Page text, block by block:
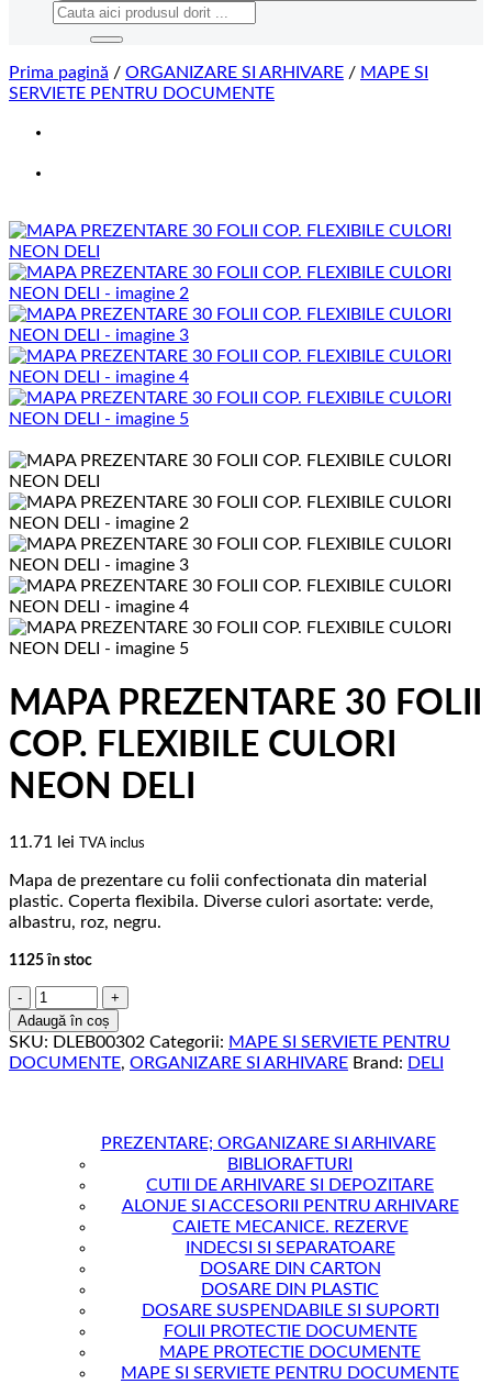
Caută
Prima pagină / ORGANIZARE SI ARHIVARE / MAPE SI
SERVIETE PENTRU DOCUMENTE
MAPA PREZENTARE 30 FOLII
COP. FLEXIBILE CULORI
NEON DELI
11.71 lei TVA inclus
Mapa de prezentare cu folii confectionata din material
plastic. Coperta flexibila. Diverse culori asortate: verde,
albastru, roz, negru.
1125 în stoc
Cantitate
MAPA
PREZENTARE
30
NEON
Adaugă în coș
SKU: DLEB00302 Categorii: MAPE SI SERVIETE PENTRU
DOCUMENTE, ORGANIZARE SI ARHIVARE Brand: DELI
PREZENTARE; ORGANIZARE SI ARHIVARE
BIBLIORAFTURI
CUTII DE ARHIVARE SI DEPOZITARE
ALONJE SI ACCESORII PENTRU ARHIVARE
CAIETE MECANICE. REZERVE
INDECSI SI SEPARATOARE
DOSARE DIN CARTON
DOSARE DIN PLASTIC
DOSARE SUSPENDABILE SI SUPORTI
FOLII PROTECTIE DOCUMENTE
MAPE PROTECTIE DOCUMENTE
MAPE SI SERVIETE PENTRU DOCUMENTE